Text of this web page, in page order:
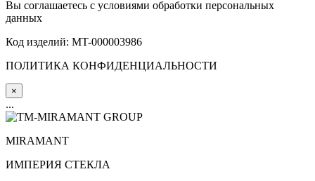
Вы соглашаетесь с условиями обработки персональных
данных
Код изделий: MT-000003986
ПОЛИТИКА КОНФИДЕНЦИАЛЬНОСТИ
×
...
MIRAMANT
ИМПЕРИЯ СТЕКЛА